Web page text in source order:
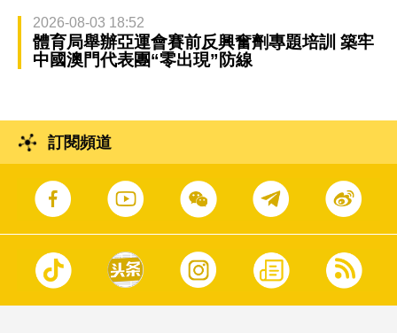
2026-08-03 18:52
體育局舉辦亞運會賽前反興奮劑專題培訓 築牢
中國澳門代表團“零出現”防線
訂閱頻道